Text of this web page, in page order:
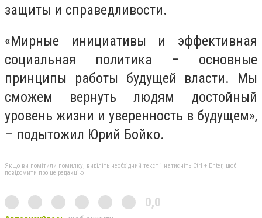
защиты и справедливости.
«Мирные инициативы и эффективная
социальная политика – основные
принципы работы будущей власти. Мы
сможем вернуть людям достойный
уровень жизни и уверенность в будущем»,
– подытожил Юрий Бойко.
Якщо ви помітили помилку, виділіть необхідний текст і натисніть Ctrl + Enter, щоб
повідомити про це редакцію
0,0